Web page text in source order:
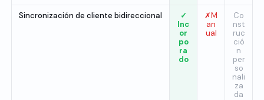
Sincronización de cliente bidireccional
✓
Inc
or
po
ra
do
✗M
an
ual
Co
nst
ruc
ció
n
per
so
nali
za
da